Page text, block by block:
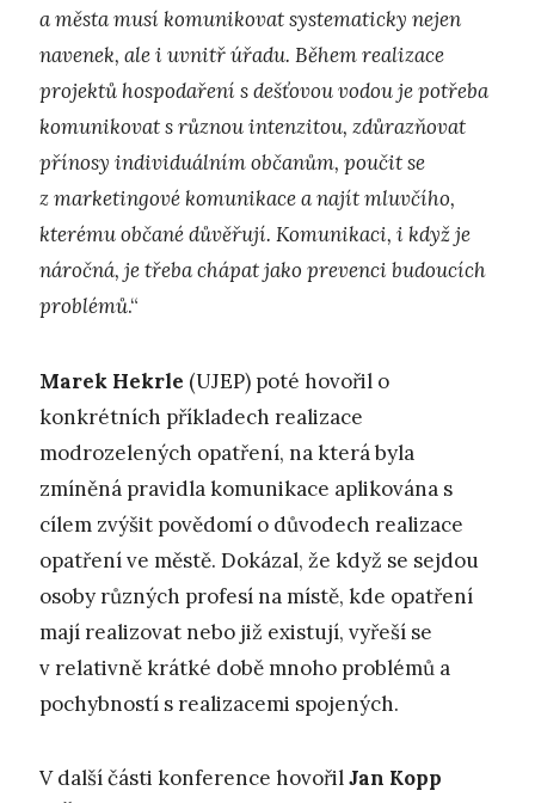
a města musí komunikovat systematicky nejen
navenek, ale i uvnitř úřadu. Během realizace
projektů hospodaření s dešťovou vodou je potřeba
komunikovat s různou intenzitou, zdůrazňovat
přínosy individuálním občanům, poučit se
z marketingové komunikace a najít mluvčího,
kterému občané důvěřují. Komunikaci, i když je
náročná, je třeba chápat jako prevenci budoucích
problémů.“
Marek Hekrle (UJEP) poté hovořil o
konkrétních příkladech realizace
modrozelených opatření, na která byla
zmíněná pravidla komunikace aplikována s
cílem zvýšit povědomí o důvodech realizace
opatření ve městě. Dokázal, že když se sejdou
osoby různých profesí na místě, kde opatření
mají realizovat nebo již existují, vyřeší se
v relativně krátké době mnoho problémů a
pochybností s realizacemi spojených.
V další části konference hovořilJan Kopp